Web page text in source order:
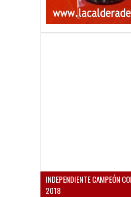
INDEPENDIENTE CAMPEÓN
2018